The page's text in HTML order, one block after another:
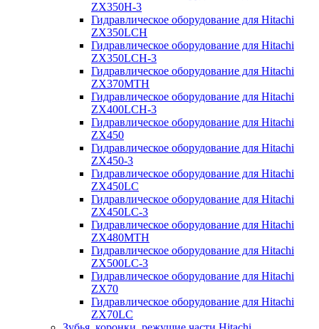
ZX350H-3
Гидравлическое оборудование для Hitachi
ZX350LCH
Гидравлическое оборудование для Hitachi
ZX350LCH-3
Гидравлическое оборудование для Hitachi
ZX370MTH
Гидравлическое оборудование для Hitachi
ZX400LCH-3
Гидравлическое оборудование для Hitachi
ZX450
Гидравлическое оборудование для Hitachi
ZX450-3
Гидравлическое оборудование для Hitachi
ZX450LC
Гидравлическое оборудование для Hitachi
ZX450LC-3
Гидравлическое оборудование для Hitachi
ZX480MTH
Гидравлическое оборудование для Hitachi
ZX500LC-3
Гидравлическое оборудование для Hitachi
ZX70
Гидравлическое оборудование для Hitachi
ZX70LC